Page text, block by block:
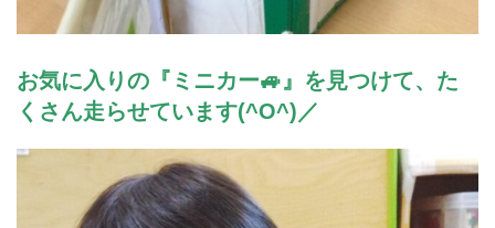
お気に入りの『ミニカー🚙』を見つけて、た
くさん走らせています(^O^)／